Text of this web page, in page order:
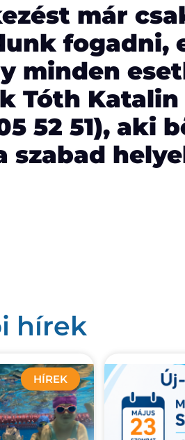
már
fogadni,
minden
Tóth Katalin
52 51), aki
szabad
hírek
HÍREK